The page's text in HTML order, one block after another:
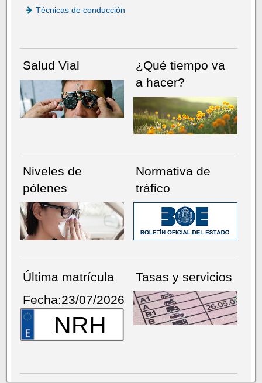
Técnicas de conducción
Salud Vial
¿Qué tiempo va
a hacer?
Niveles de
pólenes
Normativa de
tráfico
Última matrícula
Fecha:23/07/2026
NRH
Tasas y servicios